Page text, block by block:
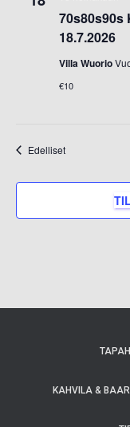
70s80s90s
18.7.2026
Villa Wuorio
€10
EdellisetTapahtumat
KAHVILA &